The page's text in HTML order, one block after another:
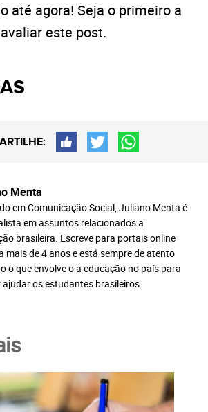
até agora! Seja o primeiro a
avaliar este post.
Menta
em Comunicação Social, Juliano Menta é
em assuntos relacionados a
brasileira. Escreve para portais online
mais de 4 anos e está sempre de atento
o que envolve o a educação no país para
ajudar os estudantes brasileiros.